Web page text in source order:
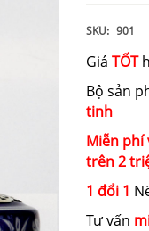
SKU: 901
Giá TỐT
Bộ sản
tinh
Miễn phí
trên 2
1 đổi 1
Tư vấn